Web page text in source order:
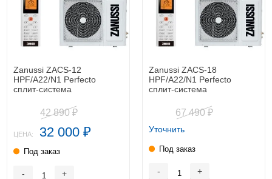
Zanussi ZACS-12
HPF/A22/N1 Perfecto
cплит-система
42 890 ₽
ЦЕНА: 32 000 ₽
Под заказ
- +
Zanussi ZACS-18
HPF/A22/N1 Perfecto
cплит-система
67 490 ₽
Уточнить
Под заказ
- +